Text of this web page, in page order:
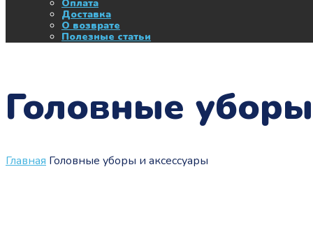
Оплата
Доставка
О возврате
Полезные статьи
Головные
Главная Головные уборы и аксессуары